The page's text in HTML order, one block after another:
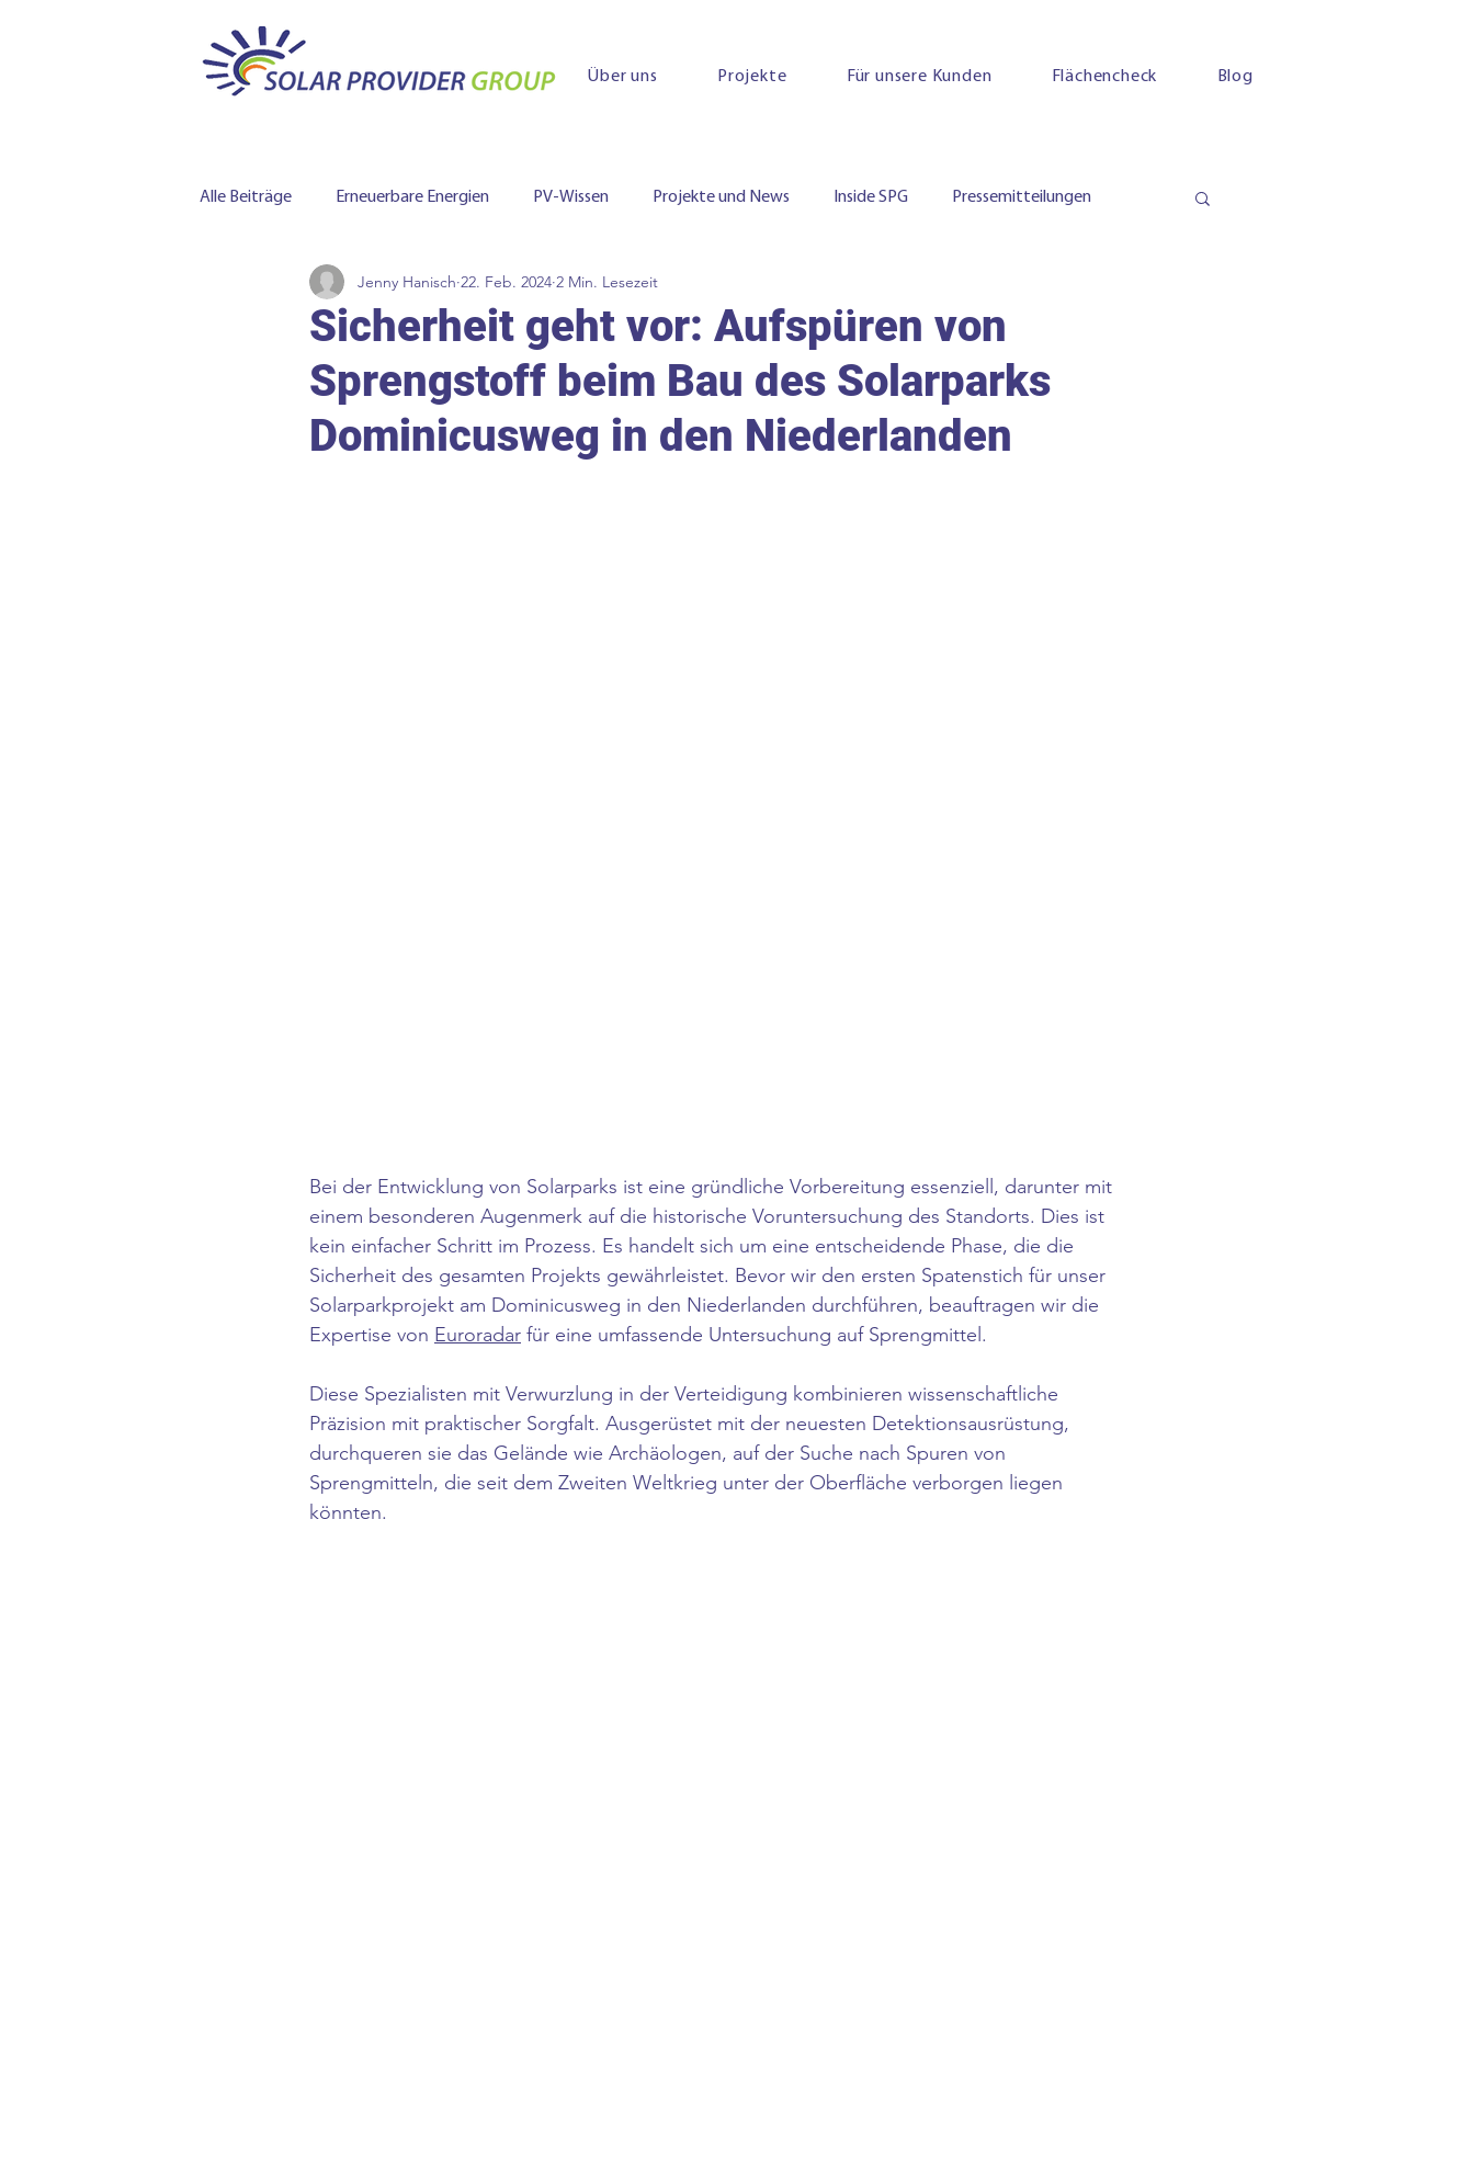
Über uns Projekte Für unsere Kunden Flächencheck Blog
Alle Beiträge Erneuerbare Energien PV-Wissen Projekte und News Inside SPG Pressemitteilungen
Batteriespeicher
Sicherheit geht vor: Aufspüren von
Sprengstoff beim Bau des Solarparks
Dominicusweg in den Niederlanden
Jenny Hanisch 22. Feb. 2024 2 Min. Lesezeit
Bei der Entwicklung von Solarparks ist eine gründliche Vorbereitung essenziell, darunter mit
einem besonderen Augenmerk auf die historische Voruntersuchung des Standorts. Dies ist
kein einfacher Schritt im Prozess. Es handelt sich um eine entscheidende Phase, die die
Sicherheit des gesamten Projekts gewährleistet. Bevor wir den ersten Spatenstich für unser
Solarparkprojekt am Dominicusweg in den Niederlanden durchführen, beauftragen wir die
Expertise von Euroradar für eine umfassende Untersuchung auf Sprengmittel.
Diese Spezialisten mit Verwurzlung in der Verteidigung kombinieren wissenschaftliche
Präzision mit praktischer Sorgfalt. Ausgerüstet mit der neuesten Detektionsausrüstung,
durchqueren sie das Gelände wie Archäologen, auf der Suche nach Spuren von
Sprengmitteln, die seit dem Zweiten Weltkrieg unter der Oberfläche verborgen liegen
könnten.